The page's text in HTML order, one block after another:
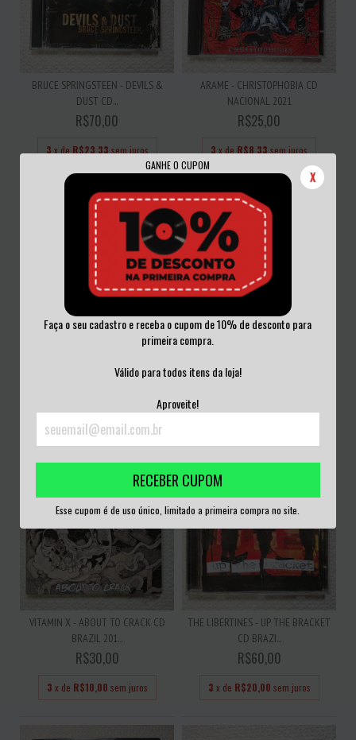
GANHE O CUPOM
X
Faça o seu cadastro e receba o cupom de 10% de desconto para
primeira compra.
Válido para todos itens da loja!
Aproveite!
RECEBER CUPOM
Esse cupom é de uso único, limitado a primeira compra no site.
BRUCE SPRINGSTEEN - DEVILS &
DUST CD...
R$70,00
3 x de R$23,33 sem juros
ARAME - CHRISTOPHOBIA CD
NACIONAL 2021
R$25,00
3 x de R$8,33 sem juros
RATTUS C...
VIOLENTA CD
VITAMIN X - ABOUT TO CRACK CD
BRAZIL 201...
R$30,00
3 x de R$10,00 sem juros
THE LIBERTINES - UP THE BRACKET
CD BRAZI...
R$60,00
3 x de R$20,00 sem juros